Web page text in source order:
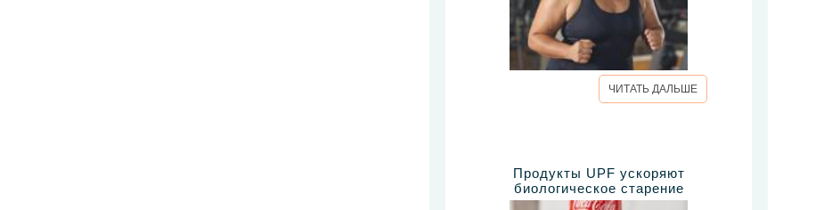
ЧИТАТЬ ДАЛЬШЕ
Продукты UPF ускоряют
биологическое старение